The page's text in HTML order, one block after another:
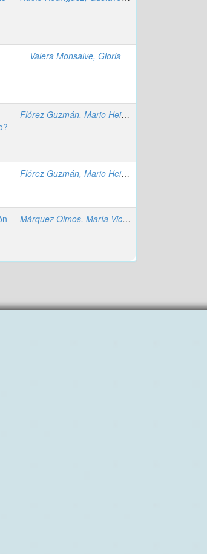
Valera Monsalve, Gloria
Flórez Guzmán, Mario Heimer
Flórez Guzmán, Mario Heimer
Márquez Olmos, María Victoria